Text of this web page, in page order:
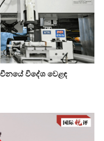
විදේශ වෙළඳ